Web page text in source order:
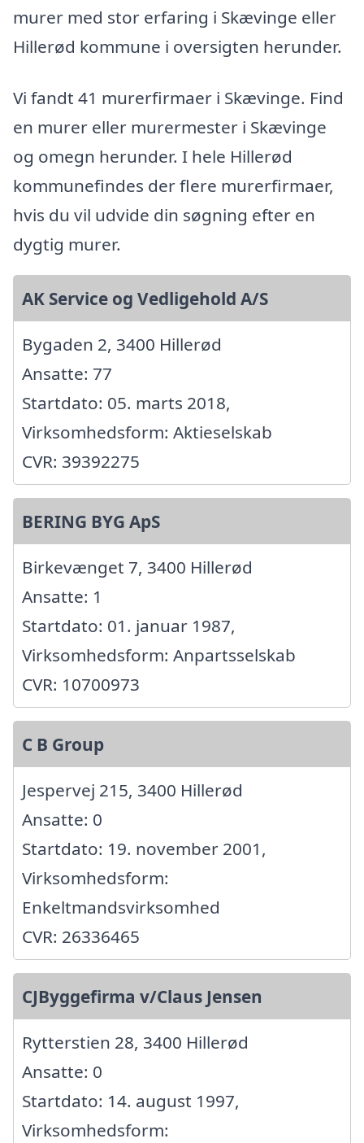
murer med stor erfaring i Skævinge eller
Hillerød kommune i oversigten herunder.
Vi fandt 41 murerfirmaer i Skævinge. Find
en murer eller murermester i Skævinge
og omegn herunder. I hele Hillerød
kommunefindes der flere murerfirmaer,
hvis du vil udvide din søgning efter en
dygtig murer.
AK Service og Vedligehold A/S
Bygaden 2, 3400 Hillerød
Ansatte: 77
Startdato: 05. marts 2018,
Virksomhedsform: Aktieselskab
CVR: 39392275
BERING BYG ApS
Birkevænget 7, 3400 Hillerød
Ansatte: 1
Startdato: 01. januar 1987,
Virksomhedsform: Anpartsselskab
CVR: 10700973
C B Group
Jespervej 215, 3400 Hillerød
Ansatte: 0
Startdato: 19. november 2001,
Virksomhedsform:
Enkeltmandsvirksomhed
CVR: 26336465
CJByggefirma v/Claus Jensen
Rytterstien 28, 3400 Hillerød
Ansatte: 0
Startdato: 14. august 1997,
Virksomhedsform: